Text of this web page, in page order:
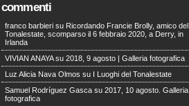
commenti
franco barbieri su Ricordando Francie Brolly, amico del
Tonalestate, scomparso il 6 febbraio 2020, a Derry, in
Irlanda
VIVIAN ANAYAsu 2018, 9 agosto | Galleria fotografica
Luz Alicia Nava Olmos su
I Luoghi del Tonalestate
Samuel Rodríguez Gasca su 2017, 10 agosto. Galleria
fotografica